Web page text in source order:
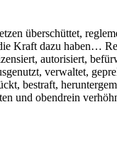
über­schüt­tet,
Kraft dazu haben…
auto­ri­siert,
ver­wal­tet,
bestraft,
und oben­drein